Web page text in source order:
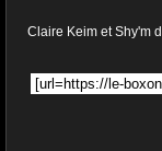
Claire Keim et Shy'm